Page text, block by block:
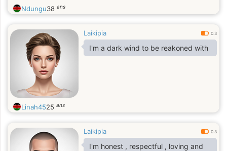
Ndungu38 ans
Laikipia 0.3
I'm a dark wind to be reakoned with
Linah4525 ans
Laikipia 0.3
I'm honest , respectful , loving and